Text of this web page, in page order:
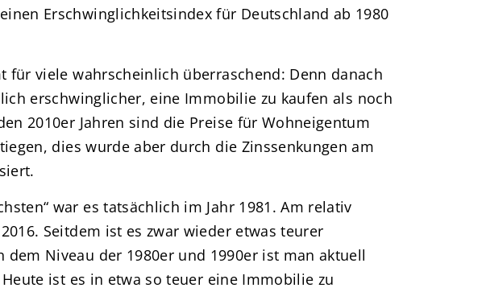
Erschwinglichkeitsindex für Deutschland ab 1980
für viele wahrscheinlich überraschend: Denn danach
erschwinglicher, eine Immobilie zu kaufen als noch
2010er Jahren sind die Preise für Wohneigentum
dies wurde aber durch die Zinssenkungen am
war es tatsächlich im Jahr 1981. Am relativ
Seitdem ist es zwar wieder etwas teurer
dem Niveau der 1980er und 1990er ist man aktuell
ist es in etwa so teuer eine Immobilie zu